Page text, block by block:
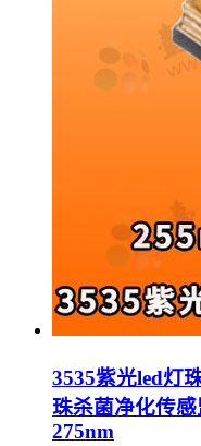
3535紫光led灯
珠杀菌净化传
275nm